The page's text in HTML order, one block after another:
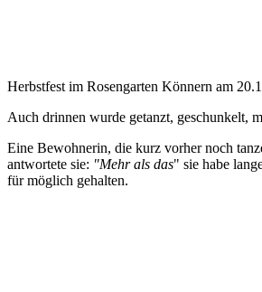
Herbstfest im Rosengarten Könnern am
Auch drinnen wurde getanzt, geschunkelt,
Eine Bewohnerin, die kurz vorher noch
antwortete sie: "Mehr als das" sie habe
für möglich gehalten.